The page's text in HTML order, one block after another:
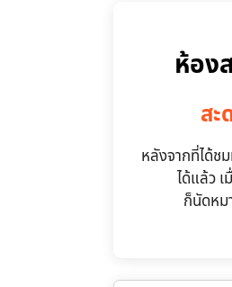
ห้อง
สะ
หลังจากที่ได้ช
ได้แล้ว
ก็นัดหม